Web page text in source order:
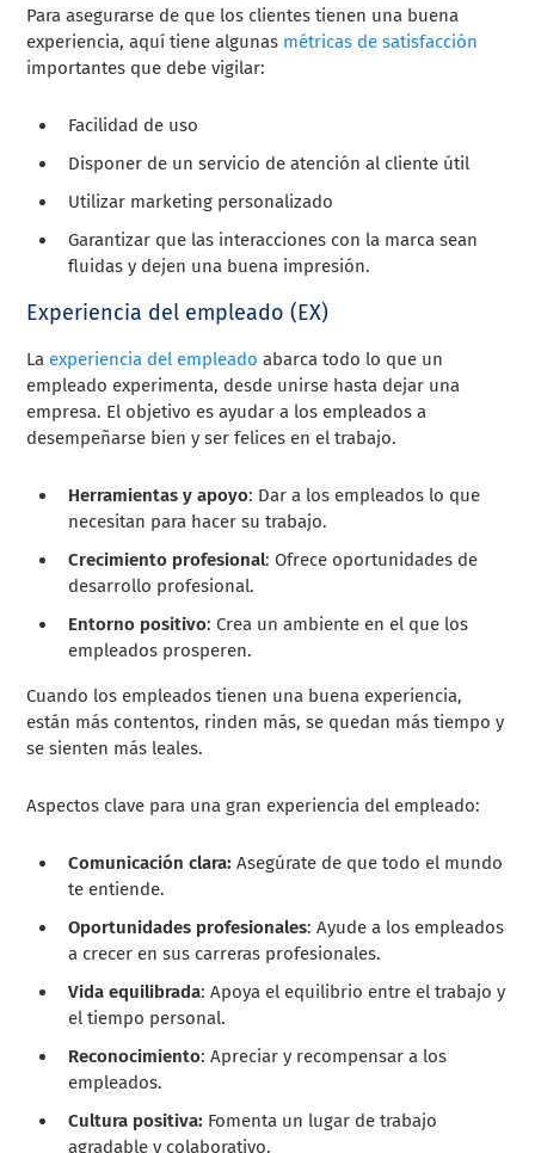
Para asegurarse de que los clientes tienen una buena
experiencia, aquí tiene algunas métricas de satisfacción
importantes que debe vigilar:
Facilidad de uso
Disponer de un servicio de atención al cliente útil
Utilizar marketing personalizado
Garantizar que las interacciones con la marca sean
fluidas y dejen una buena impresión.
Experiencia del empleado (EX)
La experiencia del empleado abarca todo lo que un
empleado experimenta, desde unirse hasta dejar una
empresa. El objetivo es ayudar a los empleados a
desempeñarse bien y ser felices en el trabajo.
Herramientas y apoyo: Dar a los empleados lo que
necesitan para hacer su trabajo.
Crecimiento profesional: Ofrece oportunidades de
desarrollo profesional.
Entorno positivo: Crea un ambiente en el que los
empleados prosperen.
Cuando los empleados tienen una buena experiencia,
están más contentos, rinden más, se quedan más tiempo y
se sienten más leales.
Aspectos clave para una gran experiencia del empleado:
Comunicación clara: Asegúrate de que todo el mundo
te entiende.
Oportunidades profesionales: Ayude a los empleados
a crecer en sus carreras profesionales.
Vida equilibrada: Apoya el equilibrio entre el trabajo y
el tiempo personal.
Reconocimiento: Apreciar y recompensar a los
empleados.
Cultura positiva: Fomenta un lugar de trabajo
agradable y colaborativo.